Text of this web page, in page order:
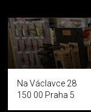
Na Václavce 28
150 00 Praha 5